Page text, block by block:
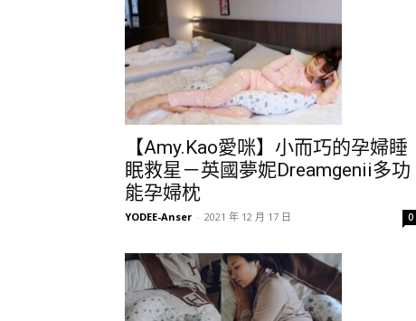
【Amy.Kao愛咪】小而巧的孕婦睡
眠救星－英國夢妮Dreamgenii多功
能孕婦枕
YODEE-Anser - 2021 年 12 月 17 日 0